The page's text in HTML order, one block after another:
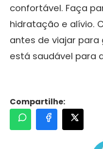
confortável. Faça
hidratação e alívio.
antes de viajar
está saudável para
Compartilhe: